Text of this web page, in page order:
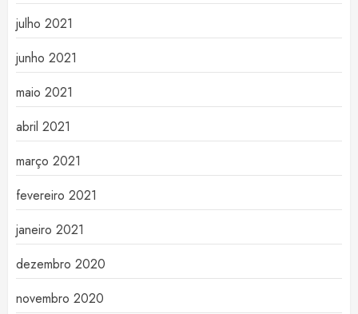
julho 2021
junho 2021
maio 2021
abril 2021
março 2021
fevereiro 2021
janeiro 2021
dezembro 2020
novembro 2020